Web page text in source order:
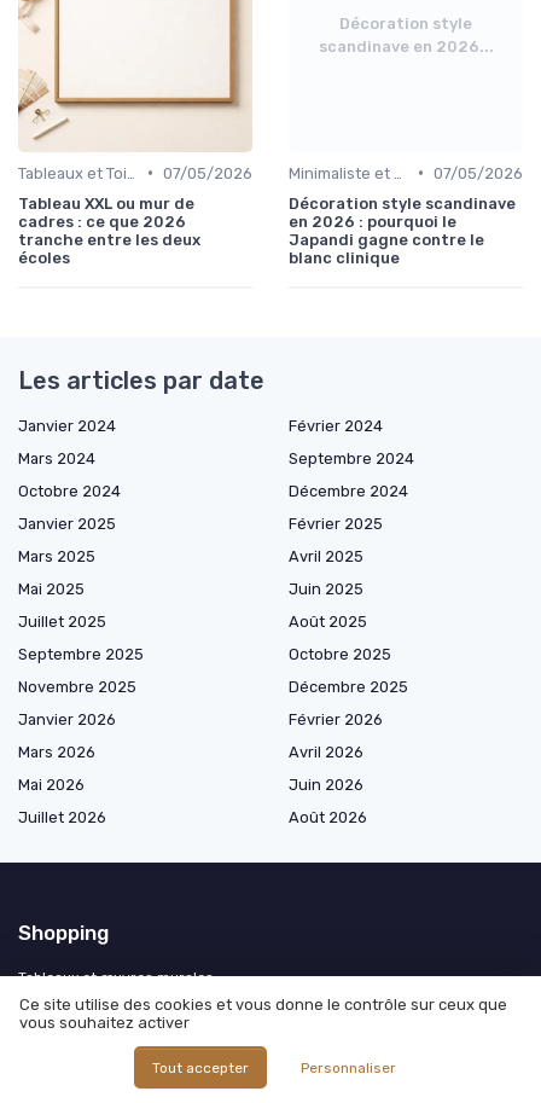
• 07/05/2026
Tableau XXL ou mur de
cadres : ce que 2026
tranche entre les deux
écoles
Décoration style
scandinave en 2026...
• 07/05/2026
Décoration style scandinave
en 2026 : pourquoi le
Japandi gagne contre le
blanc clinique
Les articles par date
Janvier 2024
Février 2024
Mars 2024
Septembre 2024
Octobre 2024
Décembre 2024
Janvier 2025
Février 2025
Mars 2025
Avril 2025
Mai 2025
Juin 2025
Juillet 2025
Août 2025
Septembre 2025
Octobre 2025
Novembre 2025
Décembre 2025
Janvier 2026
Février 2026
Mars 2026
Avril 2026
Mai 2026
Juin 2026
Juillet 2026
Août 2026
Shopping
Tableaux et œuvres murales
Miroirs muraux
Revêtements muraux décoratifs
Ce site utilise des cookies et vous donne le contrôle sur ceux que
vous souhaitez activer
Tout accepter Personnaliser